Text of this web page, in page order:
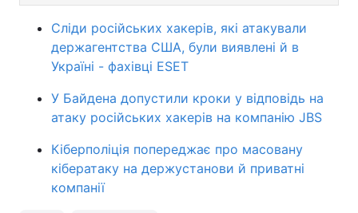
Сліди російських хакерів, які атакували
держагентства США, були виявлені й в
Україні - фахівці ESET
У Байдена допустили кроки у відповідь на
атаку російських хакерів на компанію JBS
Кіберполіція попереджає про масовану
кібератаку на держустанови й приватні
компанії